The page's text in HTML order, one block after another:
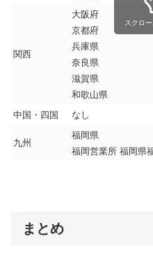
関西
大阪府
京都府
兵庫県
奈良県
滋賀県
和歌山県
中国・四国
なし
九州
福岡県
福岡営業所 福岡県
スクロ
まとめ